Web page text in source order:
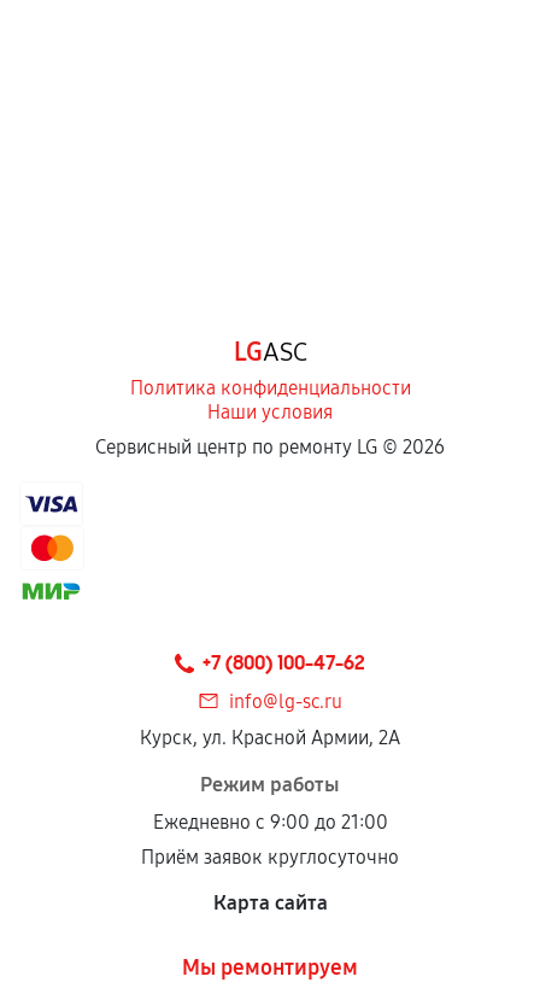
отдельных условиях.
Если комплектующие куплены
сохраняться полностью или частично, если
соблюдены следующие условия:
Установка была выполнена нашим сервисным
центром.
При этом гарантия на сами комплектующие
продавца. За качество сторонних деталей
сервисный центр ответственности не несет.
LGASC
Политика конфиденциальности
Наши условия
Сервисный центр по ремонту LG © 2026
+7 (800) 100-47-62
info@lg-sc.ru
Курск, ул. Красной Армии, 2А
Режим работы
Ежедневно с 9:00 до 21:00
Приём заявок круглосуточно
Карта сайта
Мы ремонтируем